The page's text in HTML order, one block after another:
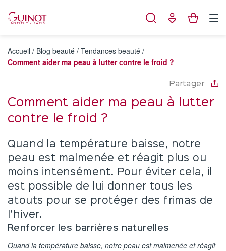
Accueil / Blog beauté / Tendances beauté /
Comment aider ma peau à lutter contre le froid ?
Partager
Comment aider ma peau à lutter
contre le froid ?
Quand la température baisse, notre
peau est malmenée et réagit plus ou
moins intensément. Pour éviter cela, il
est possible de lui donner tous les
atouts pour se protéger des frimas de
l’hiver.
Renforcer les barrières naturelles
Quand la température baisse, notre peau est malmenée et réagit